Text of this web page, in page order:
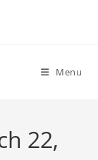
Menu
22,